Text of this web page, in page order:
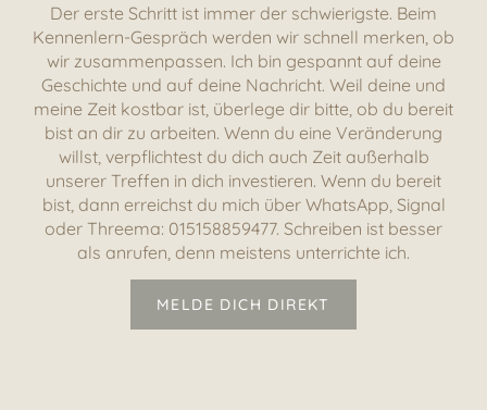
Der erste Schritt ist immer der schwierigste. Beim
Kennenlern-Gespräch werden wir schnell merken, ob
wir zusammenpassen. Ich bin gespannt auf deine
Geschichte und auf deine Nachricht. Weil deine und
meine Zeit kostbar ist, überlege dir bitte, ob du bereit
bist an dir zu arbeiten. Wenn du eine Veränderung
willst, verpflichtest du dich auch Zeit außerhalb
unserer Treffen in dich investieren. Wenn du bereit
bist, dann erreichst du mich über WhatsApp, Signal
oder Threema: 015158859477. Schreiben ist besser
als anrufen, denn meistens unterrichte ich.
MELDE DICH DIREKT